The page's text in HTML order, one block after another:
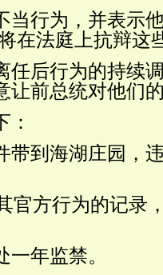
当行为，并表示
在法庭上抗辩这
任后行为的持续
让前总统对他们
：
带到海湖庄园，
官方行为的记录
年监禁。